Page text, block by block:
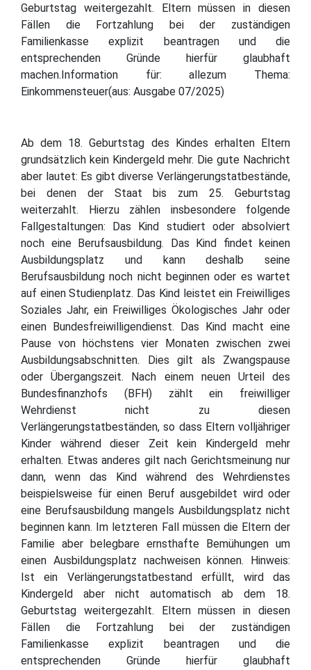
Geburtstag weitergezahlt. Eltern müssen in diesen
Fällen die Fortzahlung bei der zuständigen
Familienkasse explizit beantragen und die
entsprechenden Gründe hierfür glaubhaft
machen.Information für: allezum Thema:
Einkommensteuer(aus: Ausgabe 07/2025)
Ab dem 18. Geburtstag des Kindes erhalten Eltern
grundsätzlich kein Kindergeld mehr. Die gute Nachricht
aber lautet: Es gibt diverse Verlängerungstatbestände,
bei denen der Staat bis zum 25. Geburtstag
weiterzahlt. Hierzu zählen insbesondere folgende
Fallgestaltungen: Das Kind studiert oder absolviert
noch eine Berufsausbildung. Das Kind findet keinen
Ausbildungsplatz und kann deshalb seine
Berufsausbildung noch nicht beginnen oder es wartet
auf einen Studienplatz. Das Kind leistet ein Freiwilliges
Soziales Jahr, ein Freiwilliges Ökologisches Jahr oder
einen Bundesfreiwilligendienst. Das Kind macht eine
Pause von höchstens vier Monaten zwischen zwei
Ausbildungsabschnitten. Dies gilt als Zwangspause
oder Übergangszeit. Nach einem neuen Urteil des
Bundesfinanzhofs (BFH) zählt ein freiwilliger
Wehrdienst nicht zu diesen
Verlängerungstatbeständen, so dass Eltern volljähriger
Kinder während dieser Zeit kein Kindergeld mehr
erhalten. Etwas anderes gilt nach Gerichtsmeinung nur
dann, wenn das Kind während des Wehrdienstes
beispielsweise für einen Beruf ausgebildet wird oder
eine Berufsausbildung mangels Ausbildungsplatz nicht
beginnen kann. Im letzteren Fall müssen die Eltern der
Familie aber belegbare ernsthafte Bemühungen um
einen Ausbildungsplatz nachweisen können. Hinweis:
Ist ein Verlängerungstatbestand erfüllt, wird das
Kindergeld aber nicht automatisch ab dem 18.
Geburtstag weitergezahlt. Eltern müssen in diesen
Fällen die Fortzahlung bei der zuständigen
Familienkasse explizit beantragen und die
entsprechenden Gründe hierfür glaubhaft